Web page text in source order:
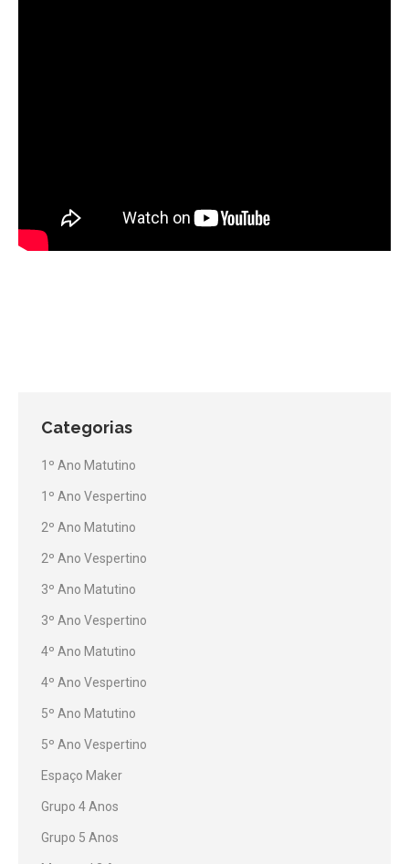
Categorias
1º Ano Matutino
1º Ano Vespertino
2º Ano Matutino
2º Ano Vespertino
3º Ano Matutino
3º Ano Vespertino
4º Ano Matutino
4º Ano Vespertino
5º Ano Matutino
5º Ano Vespertino
Espaço Maker
Grupo 4 Anos
Grupo 5 Anos